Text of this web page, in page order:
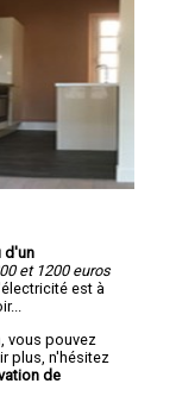
d'un
et 1200 euros
est à
vous pouvez
plus, n'hésitez
de